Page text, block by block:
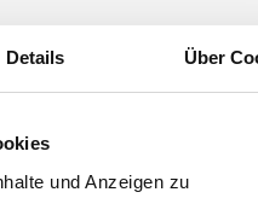
Details Über
und Anzeigen zu